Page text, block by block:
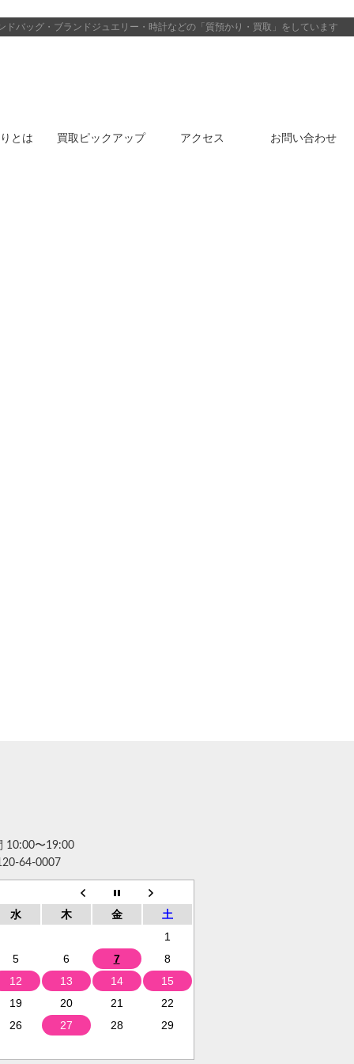
ドバッグ・ブランドジュエリー・時計などの「質預かり・買取」をしています
とは 買取ピックアップ アクセス お問い合わせ
10:00〜19:00
64-0007
水 木 金
土
1
5
6 7
8
12
13 14
15
19
20 21
22
26
27 28 29